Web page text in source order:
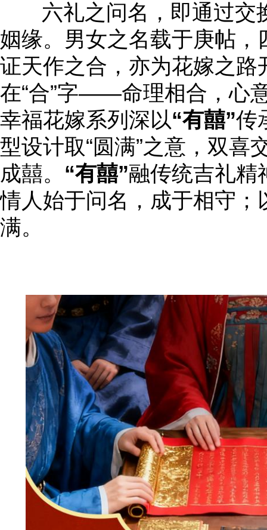
六礼之问名，即通过交
姻缘。男女之名载于庚帖
证天作之合，亦为花嫁之
在“合”字——命理相合，心
幸福花嫁系列深以“有囍”传
型设计取“圆满”之意，双喜
成囍。 “有囍”融传统吉礼精
情人始于问名，成于相守
满。